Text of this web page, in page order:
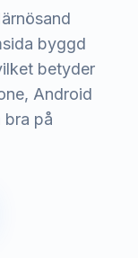
byggd
betyder
Android
på